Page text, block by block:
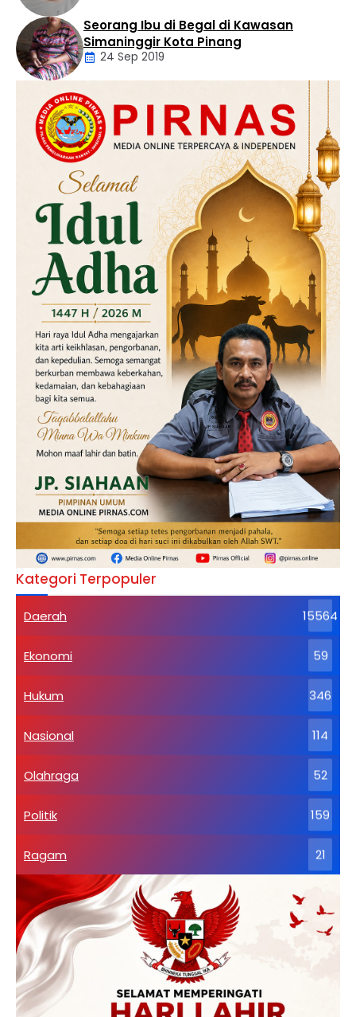
Artikel
Daerah
Hukum
Kriminal
Labusel
Seorang Ibu di Begal di Kawasan
Simaninggir Kota Pinang
24 Sep 2019
Kategori Terpopuler
Daerah 15564
Ekonomi 59
Hukum 346
Nasional 114
Olahraga 52
Politik 159
Ragam 21